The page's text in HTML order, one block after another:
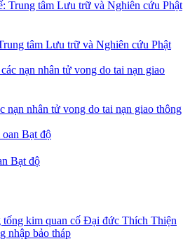
tâm Lưu trữ và Nghiên cứu Phật
nạn nhân tử vong do tai nạn giao thông
Bạt độ